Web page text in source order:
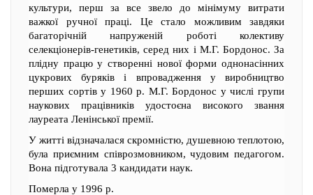
культури, перш за все звело до мінімуму витрати
важкої ручної праці. Це стало можливим завдяки
багаторічній напруженій роботі колективу
селекціонерів-генетиків, серед них і М.Г. Бордонос. За
плідну працю у створенні нової форми однонасінних
цукрових буряків і впровадження у виробництво
перших сортів у 1960 р. М.Г. Бордонос у числі групи
наукових працівників удостоєна високого звання
лауреата Ленінської премії.
У житті відзначалася скромністю, душевною теплотою,
була приємним співрозмовником, чудовим педагогом.
Вона підготувала 3 кандидати наук.
Померла у 1996 р.